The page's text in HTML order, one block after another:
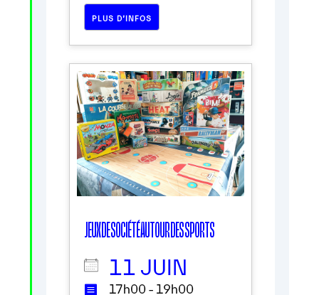
PLUS D’INFOS
JEUX DE SOCIÉTÉ AUTOUR DES SPORTS
11 JUIN
17h00 - 19h00